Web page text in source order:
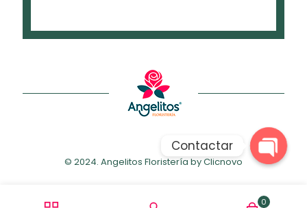
© 2024. Angelitos Floristería byClicnovo
0
Contactar
Open